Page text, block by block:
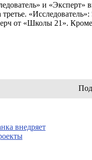
и
от «Школы 21».
внедряет